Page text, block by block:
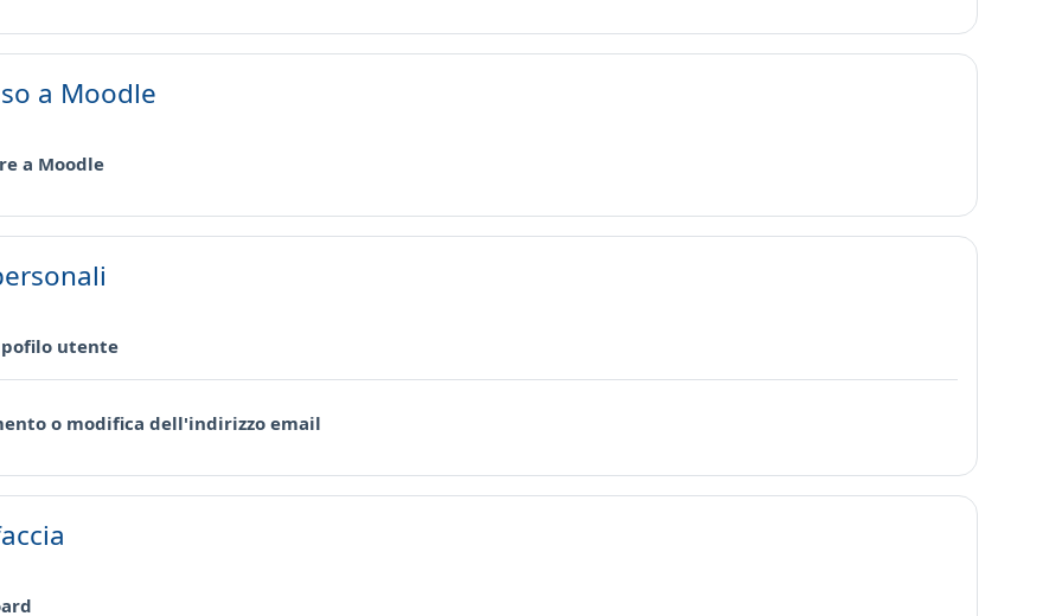
a Moodle
a MoodlePagina
pofilo utentePagina
o modifica dell'indirizzo email